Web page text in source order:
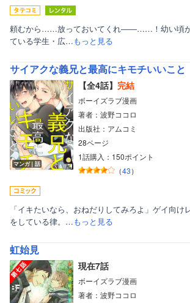
頼むから……放っておいてくれ――……！幼い頃か
ている学生・広…もっと見る
サイアクな義兄と最高にキモチいいこと
マンガ｜話
【全4話】 完結
ボーイズラブ漫画
著者：波野ココロ
出版社：アムコミ
28ページ
1話購入：150ポイント
（43）
「イキたいなら、おねだりしてみろよ」ゲイ向け
をしている律。…もっと見る
虹始見
現在7話
ボーイズラブ漫画
著者：波野ココロ